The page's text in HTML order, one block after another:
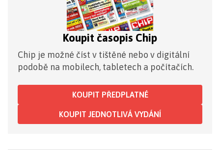
Koupit časopis Chip
Chip je možné číst v tištěné nebo v digitální
podobě na mobilech, tabletech a počítačích.
KOUPIT PŘEDPLATNÉ
KOUPIT JEDNOTLIVÁ VYDÁNÍ